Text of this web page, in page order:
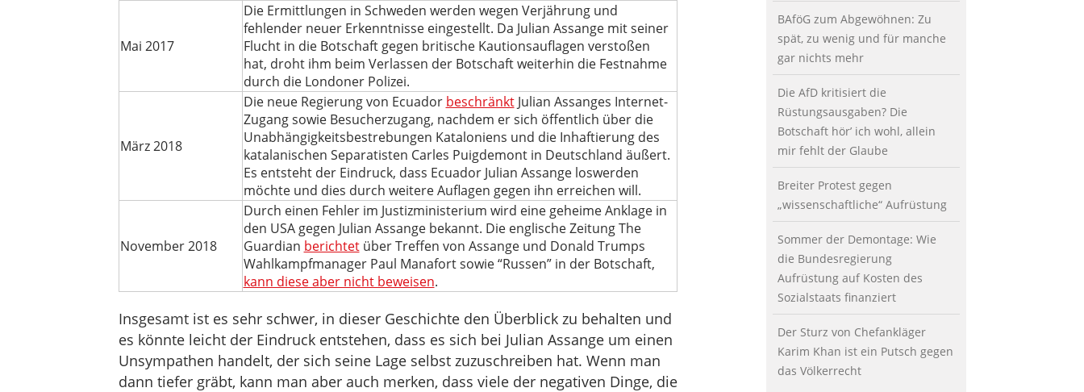
Mai 2017
Die Ermittlungen in Schweden werden wegen Verjährung und
fehlender neuer Erkenntnisse eingestellt. Da Julian Assange mit seiner
Flucht in die Botschaft gegen britische Kautionsauflagen verstoßen
hat, droht ihm beim Verlassen der Botschaft weiterhin die Festnahme
durch die Londoner Polizei.
März 2018
Die neue Regierung von Ecuador beschränktJulian Assanges Internet-
Zugang sowie Besucherzugang, nachdem er sich öffentlich über die
Unabhängigkeitsbestrebungen Kataloniens und die Inhaftierung des
katalanischen Separatisten Carles Puigdemont in Deutschland äußert.
Es entsteht der Eindruck, dass Ecuador Julian Assange loswerden
möchte und dies durch weitere Auflagen gegen ihn erreichen will.
November 2018
Durch einen Fehler im Justizministerium wird eine geheime Anklage in
den USA gegen Julian Assange bekannt. Die englische Zeitung The
Guardian berichtetüber Treffen von Assange und Donald Trumps
Wahlkampfmanager Paul Manafort sowie “Russen” in der Botschaft,
kann diese aber nicht beweisen.
Insgesamt ist es sehr schwer, in dieser Geschichte den Überblick zu behalten und
es könnte leicht der Eindruck entstehen, dass es sich bei Julian Assange um einen
Unsympathen handelt, der sich seine Lage selbst zuzuschreiben hat. Wenn man
dann tiefer gräbt, kann man aber auch merken, dass viele der negativen Dinge, die
BAföG zum Abgewöhnen: Zu
spät, zu wenig und für manche
gar nichts mehr
Die AfD kritisiert die
Rüstungsausgaben? Die
Botschaft hör’ ich wohl, allein
mir fehlt der Glaube
Breiter Protest gegen
„wissenschaftliche“ Aufrüstung
Sommer der Demontage: Wie
die Bundesregierung
Aufrüstung auf Kosten des
Sozialstaats finanziert
Der Sturz von Chefankläger
Karim Khan ist ein Putsch gegen
das Völkerrecht